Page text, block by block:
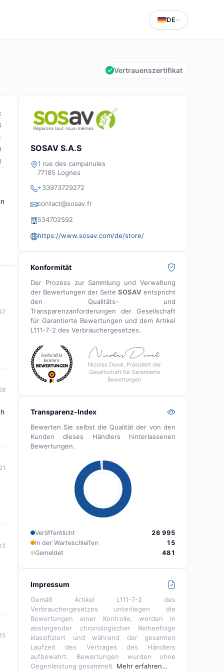
DE
Vertrauenszertifikat
SOSAV S.A.S
1 rue des campanules
77185 Lognes
+33973729272
contact@sosav.fr
534702592
https://www.sosav.com/de/store/
Konformität
Der Prozess zur Sammlung und Verwaltung
der Bewertungen der Seite SOSAV entspricht
den Qualitäts- und
Transparenzanforderungen der Gesellschaft
für Garantierte Bewertungen und dem Artikel
L111-7-2 des Verbrauchergesetzes.
Nicolas Duval, Präsident der
Gesellschaft für Garantierte
Bewertungen
Transparenz-Index
Bewerten Sie selbst die Qualität der von den
Kunden dieses Händlers hinterlassenen
Bewertungen.
Veröffentlicht
26 995
In der Warteschleifen
15
Gemeldet
481
Impressum
Gemäß Artikel L111-7-2 des
Verbrauchergesetzes unterliegen die
Bewertungen einer Kontrolle, werden in
absteigender chronologischer Reihenfolge
klassifiziert und während der gesamten
Laufzeit des Vertrages des Händlers
aufbewahrt. Bewertungen wurden ohne
Gegenleistung gesammelt. Mehr erfahren…